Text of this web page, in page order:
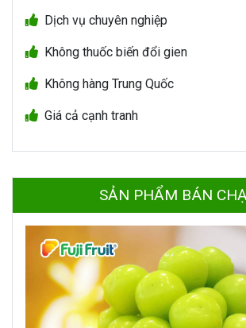
Dịch vụ chuyên nghiệp
Không thuốc biến đổi gien
Không hàng Trung Quốc
Giá cả cạnh tranh
SẢN PHẨM BÁN